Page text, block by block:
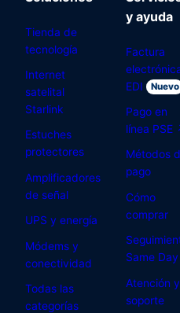
Tienda de
tecnología
Internet
satelital
Starlink
Estuches
protectores
Amplificadores
de señal
UPS y energía
Módems y
conectividad
Todas las
categorías
y ayuda
Factura
EDI
Nuevo
Pago en
línea PSE
Métodos
pago
Cómo
comprar
Same Day
Atención y
soporte